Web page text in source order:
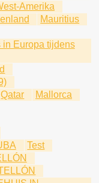
Amerika
Mauritius
in Europa tijdens
Qatar
Mallorca
Test